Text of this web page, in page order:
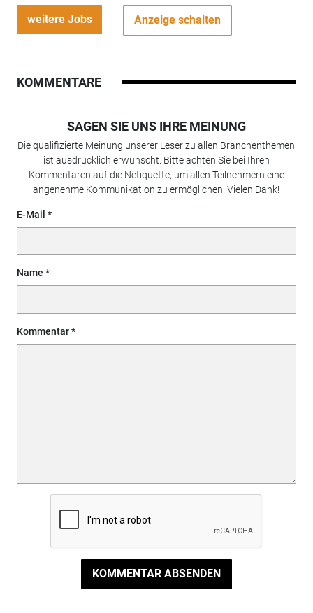
weitere Jobs Anzeige schalten
KOMMENTARE
SAGEN SIE UNS IHRE MEINUNG
Die qualifizierte Meinung unserer Leser zu allen Branchenthemen
ist ausdrücklich erwünscht. Bitte achten Sie bei Ihren
Kommentaren auf die Netiquette, um allen Teilnehmern eine
angenehme Kommunikation zu ermöglichen. Vielen Dank!
E-Mail
Name
Kommentar
KOMMENTAR ABSENDEN